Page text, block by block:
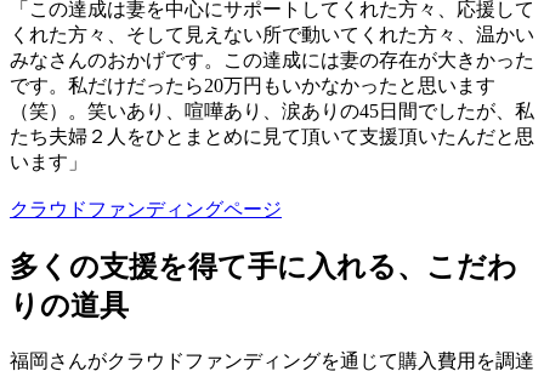
「この達成は妻を中心にサポートしてくれた方々、応援して
くれた方々、そして見えない所で動いてくれた方々、温かい
みなさんのおかげです。この達成には妻の存在が大きかった
です。私だけだったら20万円もいかなかったと思います
（笑）。笑いあり、喧嘩あり、涙ありの45日間でしたが、私
たち夫婦２人をひとまとめに見て頂いて支援頂いたんだと思
います」
クラウドファンディングページ
多くの支援を得て手に入れる、こだわ
りの道具
福岡さんがクラウドファンディングを通じて購入費用を調達